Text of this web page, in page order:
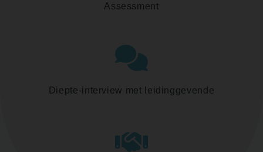
Assessment
Diepte-interview met leidinggevende